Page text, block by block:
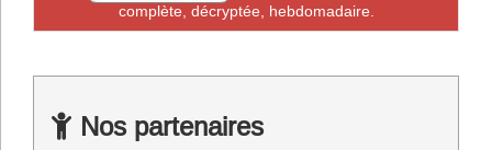
complète, décryptée, hebdomadaire.
Nos partenaires